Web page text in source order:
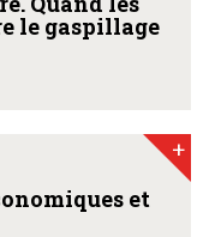
le gaspillage
et
+